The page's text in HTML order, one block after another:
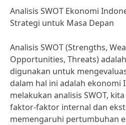
Analisis SWOT Ekonomi
Strategi untuk Masa Depan
Analisis SWOT (Strengths,
Opportunities, Threats)
digunakan untuk
dalam hal ini adalah ekonomi
melakukan analisis SWOT,
faktor-faktor internal dan
memengaruhi pertumbuhan